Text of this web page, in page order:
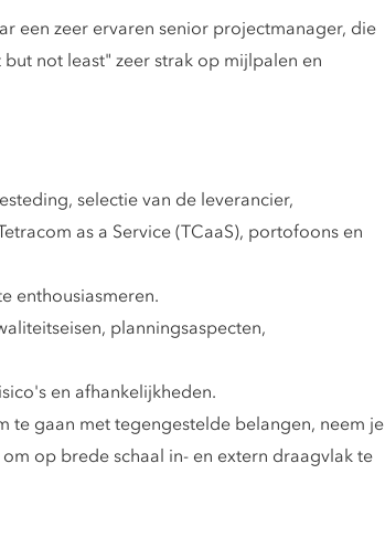
een zeer ervaren senior projectmanager, die
not least" zeer strak op mijlpalen en
selectie van de leverancier,
as a Service (TCaaS), portofoons en
enthousiasmeren.
planningsaspecten,
en afhankelijkheden.
te gaan met tegengestelde belangen, neem je
op brede schaal in- en extern draagvlak te